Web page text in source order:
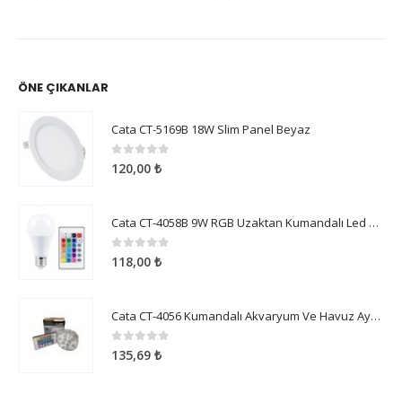
ÖNE ÇIKANLAR
Cata CT-5169B 18W Slim Panel Beyaz
05 üzerinden
120,00 ₺
Cata CT-4058B 9W RGB Uzaktan Kumandalı Led Ampul Beyaz Işık
0 5 üzerinden
118,00 ₺
Cata CT-4056 Kumandalı Akvaryum Ve Havuz Aydınlatma
05 üzerinden
135,69 ₺